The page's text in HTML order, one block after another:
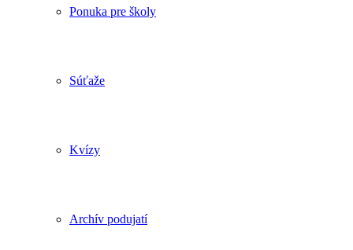
Ponuka pre školy
Súťaže
Kvízy
Archív podujatí